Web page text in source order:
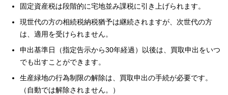
繁體中文
固定資産税は段階的に宅地並み課税に引き上げられます。
現世代の方の相続税納税猶予は継続されますが、次世代の方
は、適用を受けられません。
申出基準日（指定告示から30年経過）以後は、買取申出をいつ
でも出すことができます。
生産緑地の行為制限の解除は、買取申出の手続が必要です。
（自動では解除されません。）